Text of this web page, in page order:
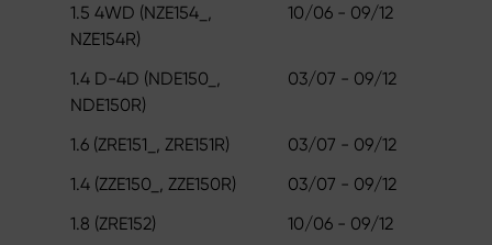
1.5 4WD (NZE154_,
NZE154R)
10/06 - 09/12
1.4 D-4D (NDE150_,
NDE150R)
03/07 - 09/12
1.6 (ZRE151_, ZRE151R)
03/07 - 09/12
1.4 (ZZE150_, ZZE150R)
03/07 - 09/12
1.8 (ZRE152)
10/06 - 09/12